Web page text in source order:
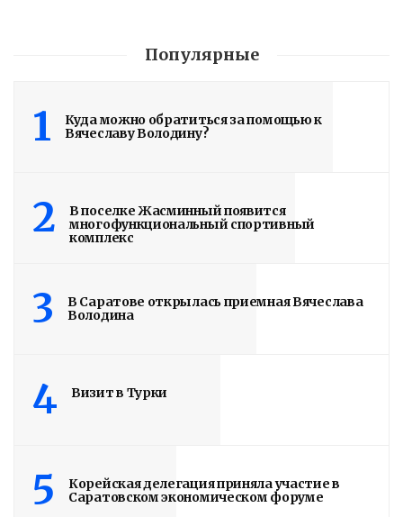
Популярные
1
Куда можно обратиться за помощью к
Вячеславу Володину?
2
В поселке Жасминный появится
многофункциональный спортивный
комплекс
3
В Саратове открылась приемная Вячеслава
Володина
4 Визит в Турки
5
Корейская делегация приняла участие в
Саратовском экономическом форуме
Володин: 31 августа
ЗАВЕРШЕНЫ
4 дня назад
Read More